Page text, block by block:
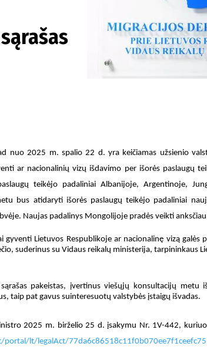
nuo 2025 m. spalio 22 d. yra keičiamas užsienio
ar nacionalinių vizų išdavimo per išorės paslaugų
teikėjo padaliniai Albanijoje, Argentinoje,
bus atidaryti išorės paslaugų teikėjo padaliniai
Naujas padalinys Mongolijoje pradės veikti
gyventi Lietuvos Respublikoje ar nacionalinę vizą galės
suderinus su Vidaus reikalų ministerija, tarpininkaus
pakeistas, įvertinus viešųjų konsultacijų metu
taip pat gavus suinteresuotų valstybės įstaigų išvadas.
2025 m. birželio 25 d. įsakymu Nr. 1V-442,
lt/legalAct/77da6c86518c11f0b070ee7f1ceefc75